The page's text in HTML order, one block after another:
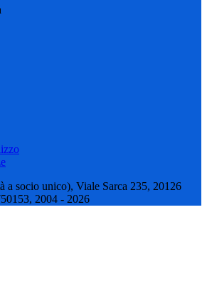
a socio unico), Viale Sarca 235, 20126
2004 - 2026